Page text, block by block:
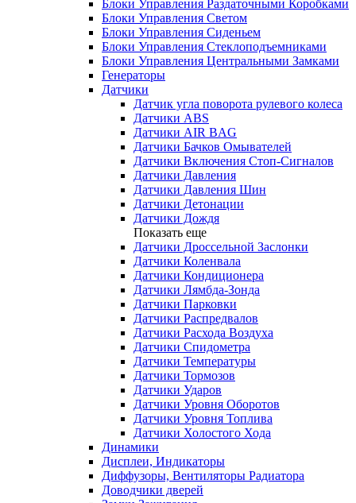
Блоки Управления Раздаточными Коробками
Блоки Управления Светом
Блоки Управления Сиденьем
Блоки Управления Стеклоподъемниками
Блоки Управления Центральными Замками
Генераторы
Датчики
Датчик угла поворота рулевого колеса
Датчики ABS
Датчики AIR BAG
Датчики Бачков Омывателей
Датчики Включения Стоп-Сигналов
Датчики Давления
Датчики Давления Шин
Датчики Детонации
Датчики Дождя
Показать еще
Датчики Дроссельной Заслонки
Датчики Коленвала
Датчики Кондиционера
Датчики Лямбда-Зонда
Датчики Парковки
Датчики Распредвалов
Датчики Расхода Воздуха
Датчики Спидометра
Датчики Температуры
Датчики Тормозов
Датчики Ударов
Датчики Уровня Оборотов
Датчики Уровня Топлива
Датчики Холостого Хода
Динамики
Дисплеи, Индикаторы
Диффузоры, Вентиляторы Радиатора
Доводчики дверей